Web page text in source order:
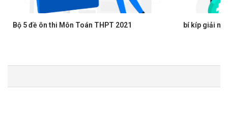
Bộ 5 đề ôn thi Môn Toán THPT 2021 bí kíp giải